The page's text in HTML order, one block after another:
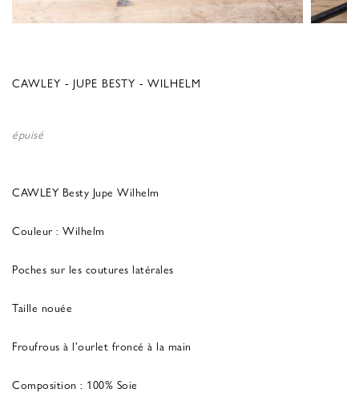
CAWLEY - JUPE BESTY - WILHELM
épuisé
CAWLEY Besty Jupe Wilhelm
Couleur : Wilhelm
Poches sur les coutures latérales
Taille nouée
Froufrous à l'ourlet froncé à la main
Composition : 100% Soie